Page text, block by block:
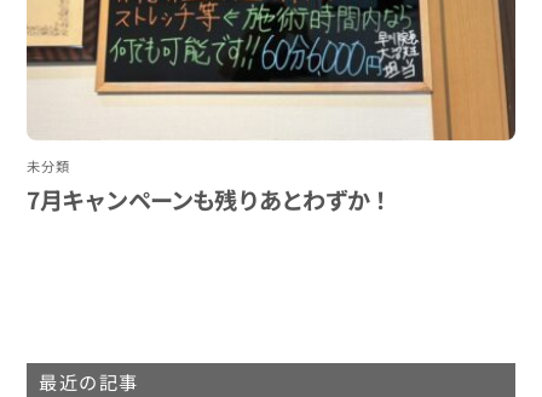
未分類
7月キャンペーンも残りあとわずか！
最近の記事